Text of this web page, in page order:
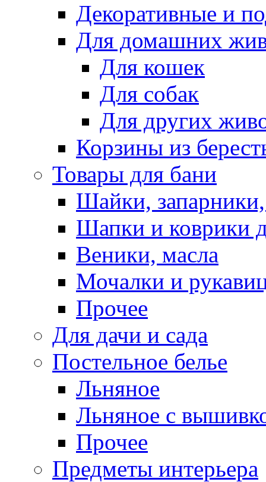
Декоративные и
Для домашних
Для кошек
Для собак
Для других
Корзины из
Товары для бани
Шайки,
Шапки и коврики
Веники, масла
Мочалки и
Прочее
Для дачи и сада
Постельное белье
Льняное
Льняное с
Прочее
Предметы интерьера